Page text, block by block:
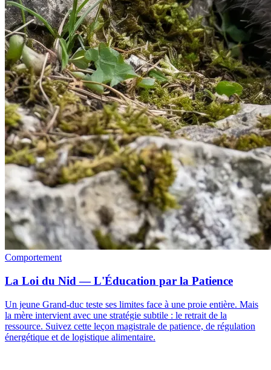
Comportement
La Loi du Nid — L'Éducation par la Patience
Un jeune Grand-duc teste ses limites face à une proie entière. Mais
la mère intervient avec une stratégie subtile : le retrait de la
ressource. Suivez cette leçon magistrale de patience, de régulation
énergétique et de logistique alimentaire.